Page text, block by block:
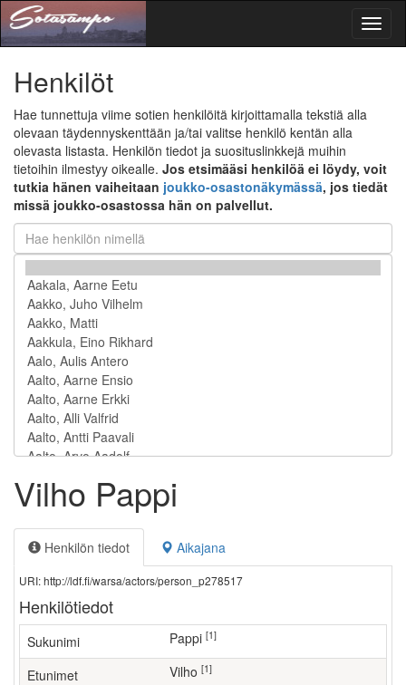
Henkilöt
Hae tunnettuja viime sotien henkilöitä kirjoittamalla tekstiä alla
olevaan täydennyskenttään ja/tai valitse henkilö kentän alla
olevasta listasta. Henkilön tiedot ja suosituslinkkejä muihin
tietoihin ilmestyy oikealle. Jos etsimääsi henkilöä ei löydy, voit
tutkia hänen vaiheitaan joukko-osastonäkymässä, jos tiedät
missä joukko-osastossa hän on palvellut.
Vilho Pappi
Henkilön tiedot Aikajana
URI: http://ldf.fi/warsa/actors/person_p278517
Henkilötiedot
Sukunimi Pappi [1]
Etunimet Vilho [1]